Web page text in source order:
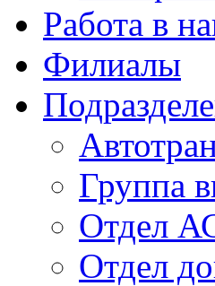
Работа в
Филиалы
Группа
Отдел
Отдел